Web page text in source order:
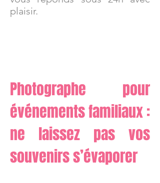
plaisir.
Photographe pour
événements familiaux :
ne laissez pas vos
souvenirs s’évaporer